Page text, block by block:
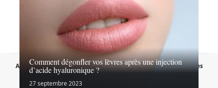
Comment dégonfler vos lèvres après une injection
d’acide hyaluronique ?
27 septembre 2023
A propos Contact Proposer un article
Mentions légales
Sitemap